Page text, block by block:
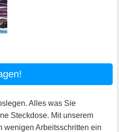
Alles was Sie
Steckdose. Mit unserem
wenigen Arbeitsschritten ein